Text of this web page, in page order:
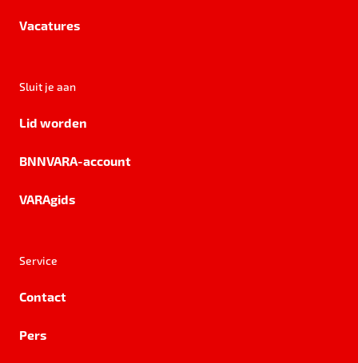
Vacatures
Sluit je aan
Lid worden
BNNVARA-account
VARAgids
Service
Contact
Pers